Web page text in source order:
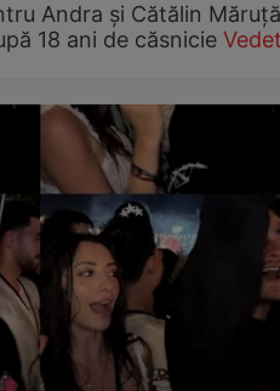
Andra și Cătălin
18 ani de căsnicie